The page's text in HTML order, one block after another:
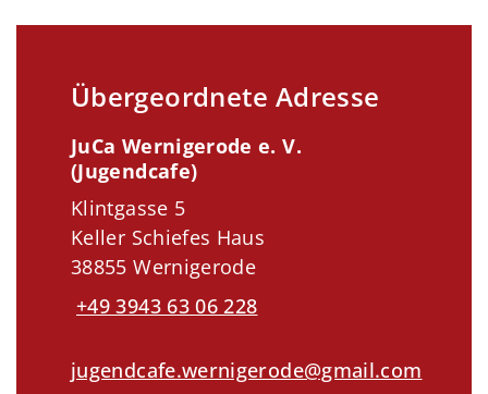
Übergeordnete Adresse
JuCa Wernigerode e. V.
(Jugendcafe)
Klintgasse 5
Keller Schiefes Haus
38855 Wernigerode
+49 3943 63 06 228
jugendcafe.wernigerode@gmail.com